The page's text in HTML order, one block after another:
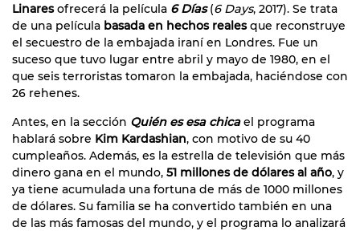
Linaresofrecerá la película 6 Días(6 Days, 2017). Se trata
de una película basada en hechos realesque reconstruye
el secuestro de la embajada iraní en Londres. Fue un
suceso que tuvo lugar entre abril y mayo de 1980, en el
que seis terroristas tomaron la embajada, haciéndose con
26 rehenes.
Antes, en la sección Quién es esa chica el programa
hablará sobre Kim Kardashian, con motivo de su 40
cumpleaños. Además, es la estrella de televisión que más
dinero gana en el mundo, 51 millones de dólares al año, y
ya tiene acumulada una fortuna de más de 1000 millones
de dólares. Su familia se ha convertido también en una
de las más famosas del mundo, y el programa lo analizará